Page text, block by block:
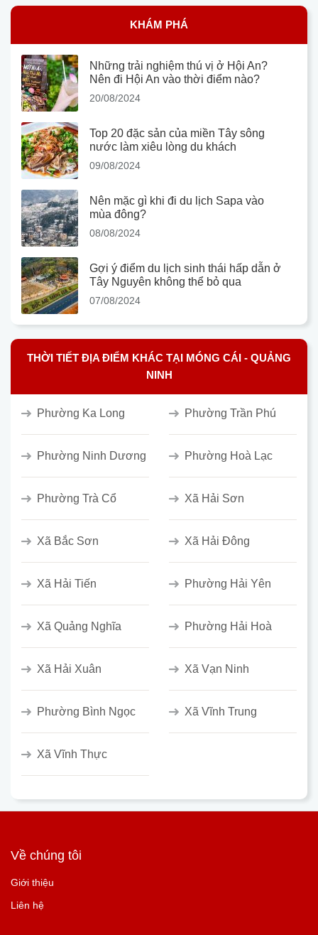
KHÁM PHÁ
Những trải nghiệm thú vị ở Hội An?
Nên đi Hội An vào thời điểm nào?
20/08/2024
Top 20 đặc sản của miền Tây sông
nước làm xiêu lòng du khách
09/08/2024
Nên mặc gì khi đi du lịch Sapa vào
mùa đông?
08/08/2024
Gợi ý điểm du lịch sinh thái hấp dẫn ở
Tây Nguyên không thể bỏ qua
07/08/2024
THỜI TIẾT ĐỊA ĐIỂM KHÁC TẠI MÓNG CÁI - QUẢNG
NINH
Phường Ka Long Phường Trần Phú
Phường Ninh Dương Phường Hoà Lạc
Phường Trà Cổ Xã Hải Sơn
Xã Bắc Sơn Xã Hải Đông
Xã Hải Tiến Phường Hải Yên
Xã Quảng Nghĩa Phường Hải Hoà
Xã Hải Xuân Xã Vạn Ninh
Phường Bình Ngọc Xã Vĩnh Trung
Xã Vĩnh Thực
Về chúng tôi
Giới thiệu
Liên hệ